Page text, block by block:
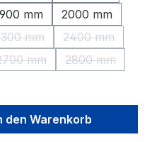
mm
2000 mm
verfügbar.)
ist zurzeit nicht verfügbar.)
mm
(Diese Option ist zurzeit
2400 mm
(Diese
verfügbar.)
ist zurzeit nicht verfügbar.)
mm
(Diese Option ist zurzeit
2800 mm
(Diese
verfügbar.)
ist zurzeit nicht verfügbar.)
den
den Warenkorb